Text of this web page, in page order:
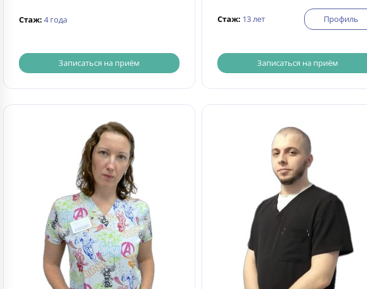
Стаж: 4 года
Записаться на приём
Стаж: 13 лет Профиль
Записаться на приём